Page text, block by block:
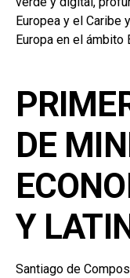
Europea y el
Europa en el ámbito
DE
Y
Santiago de